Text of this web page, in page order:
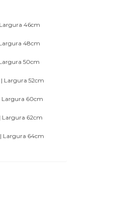
46cm
48cm
50cm
Largura 52cm
60cm
62cm
Largura 64cm